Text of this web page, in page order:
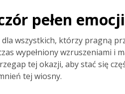
pełen emocji
wszystkich, którzy pragną
wypełniony wzruszeniami i
tej okazji, aby stać się
tej wiosny.